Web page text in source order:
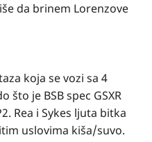
da brinem Lorenzove
koja se vozi sa 4
što je BSB spec GSXR
Rea i Sykes ljuta bitka
uslovima kiša/suvo.